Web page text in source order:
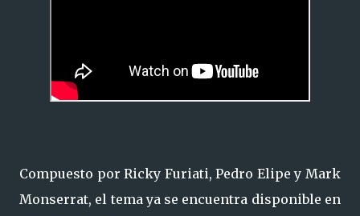
Compuesto por Ricky Furiati, Pedro Elipe y Mark
Monserrat, el tema ya se encuentra disponible en